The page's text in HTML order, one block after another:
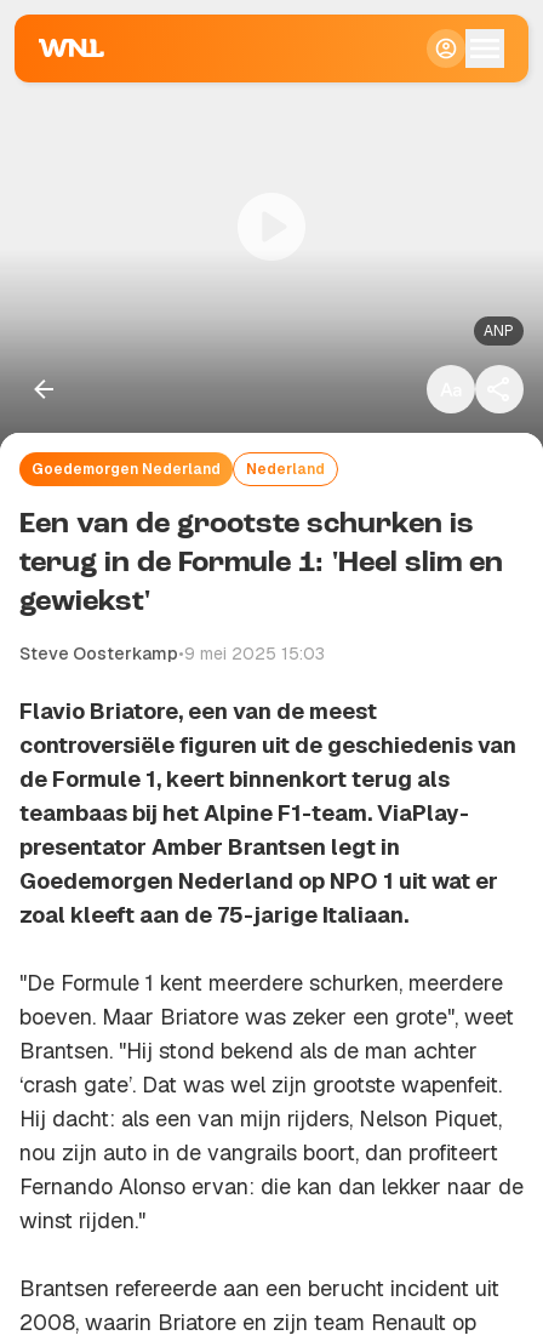
ANP
Goedemorgen Nederland Nederland
Een van de grootste schurken is
terug in de Formule 1: 'Heel slim en
gewiekst'
Steve Oosterkamp•9 mei 2025 15:03
Flavio Briatore, een van de meest
controversiële figuren uit de geschiedenis van
de Formule 1, keert binnenkort terug als
teambaas bij het Alpine F1-team. ViaPlay-
presentator Amber Brantsen legt in
Goedemorgen Nederland op NPO 1 uit wat er
zoal kleeft aan de 75-jarige Italiaan.
"De Formule 1 kent meerdere schurken, meerdere
boeven. Maar Briatore was zeker een grote", weet
Brantsen. "Hij stond bekend als de man achter
‘crash gate’. Dat was wel zijn grootste wapenfeit.
Hij dacht: als een van mijn rijders, Nelson Piquet,
nou zijn auto in de vangrails boort, dan profiteert
Fernando Alonso ervan: die kan dan lekker naar de
winst rijden."
Brantsen refereerde aan een berucht incident uit
2008, waarin Briatore en zijn team Renault op